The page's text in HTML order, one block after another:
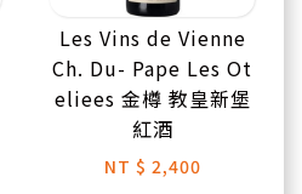
Les Vins de Vienne
Ch. Du- Pape Les Ot
eliees 金樽 教皇新堡
紅酒
NT $ 2,400